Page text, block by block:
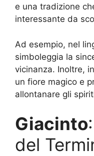
e una tradizione
interessante da
Ad esempio, nel
simboleggia la
vicinanza. Inoltre,
un fiore magico e
allontanare gli
Giacinto
del